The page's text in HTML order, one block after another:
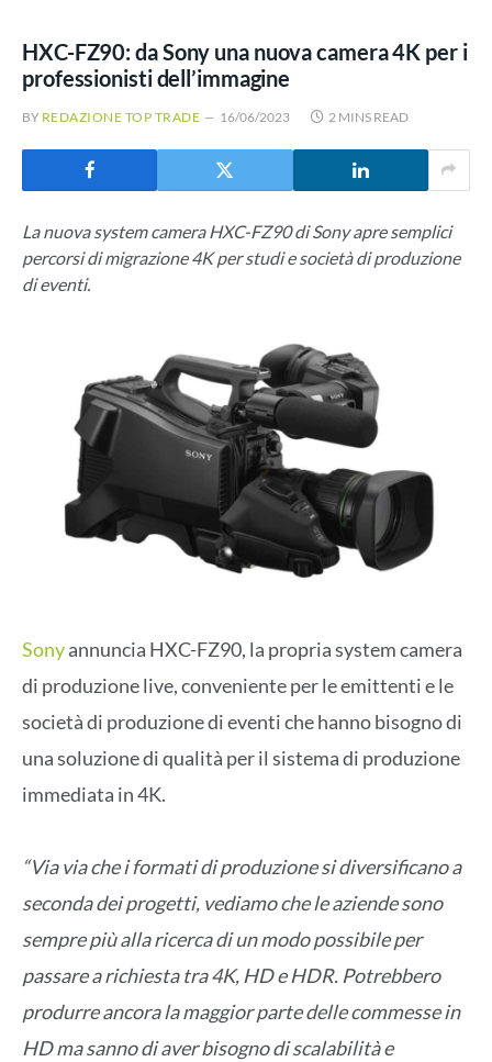
HXC-FZ90: da Sony una nuova camera 4K per i
professionisti dell’immagine
BY REDAZIONE TOP TRADE 16/06/2023 2 MINS READ
La nuova system camera HXC-FZ90 di Sony apre semplici
percorsi di migrazione 4K per studi e società di produzione
di eventi.
Sonyannuncia HXC-FZ90, la propria system camera
di produzione live, conveniente per le emittenti e le
società di produzione di eventi che hanno bisogno di
una soluzione di qualità per il sistema di produzione
immediata in 4K.
“Via via che i formati di produzione si diversificano a
seconda dei progetti, vediamo che le aziende sono
sempre più alla ricerca di un modo possibile per
passare a richiesta tra 4K, HD e HDR. Potrebbero
produrre ancora la maggior parte delle commesse in
HD ma sanno di aver bisogno di scalabilità e